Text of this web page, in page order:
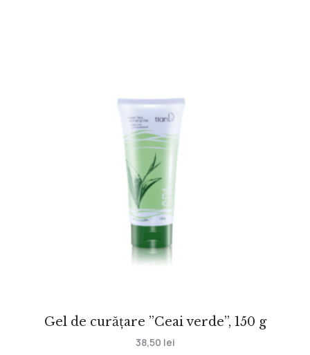
Gel de curățare ”Ceai verde”, 150 g
38,50 lei